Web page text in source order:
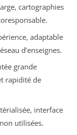
cartographies
adaptable
d’enseignes.
grande
rapidité de
interface
utilisées.